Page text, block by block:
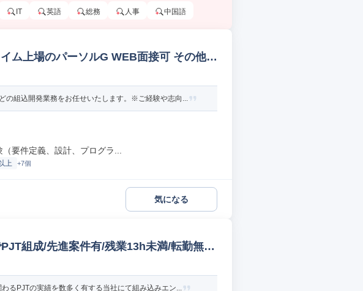
IT 英語 総務 人事 中国語
ム上場のパーソルG WEB面接可 その他組
の組込開発業務をお任せいたします。※ご経験や志向...
要件定義、設計、プログラ...
上 +7個
気になる
組成/先進案件有/残業13h未満/転勤無
ス制御)
るPJTの実績を数多く有する当社にて組み込みエン...